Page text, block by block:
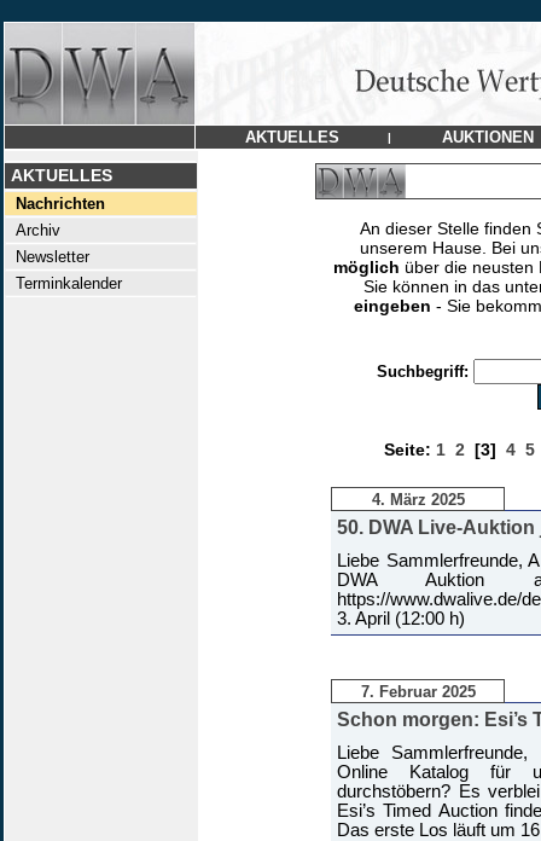
AKTUELLES | AUKTIONEN
AKTUELLES
Nachrichten
Archiv
Newsletter
Terminkalender
An dieser Stelle finden
unserem Hause. Bei
möglich über die neusten
Sie können in das
eingeben - Sie
Suchbegriff:
Seite: 1 2 [3] 4 5
4. März 2025
50. DWA Live-
Liebe Sammlerfreunde,
DWA Auktion
https://www.dwalive.de/
3. April (12:00 h)
7. Februar 2025
Schon morgen: Esi’s
Liebe
Online Katalog für
durchstöbern? Es
Esi’s Timed Auction
Das erste Los läuft um